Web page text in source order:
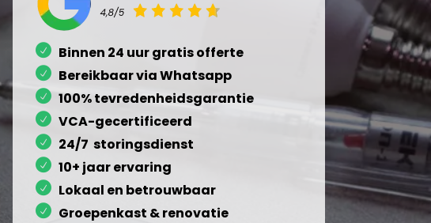
Binnen 24 uur gratis offerte
Bereikbaar via Whatsapp
100% tevredenheidsgarantie
VCA-gecertificeerd
24/7 storingsdienst
10+ jaar ervaring
Lokaal en betrouwbaar
Groepenkast & renovatie